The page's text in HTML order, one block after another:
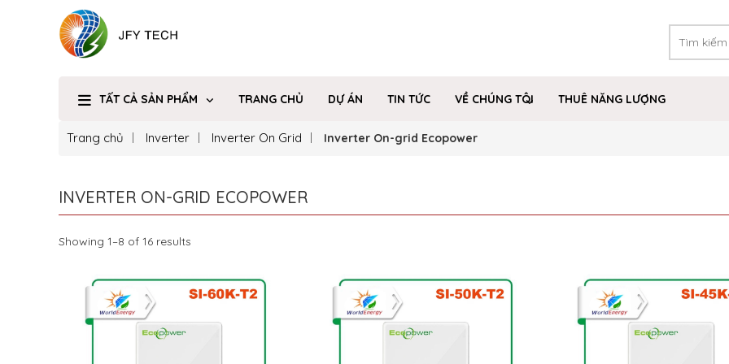
TẤT CẢ SẢN PHẨM TRANG CHỦ DỰ ÁN TIN TỨC VỀ CHÚNG TÔI THUÊ NĂNG LƯỢNG
Trang chủ Inverter Inverter On Grid Inverter On-grid Ecopower
INVERTER ON-GRID ECOPOWER
Showing 1–8 of 16 results